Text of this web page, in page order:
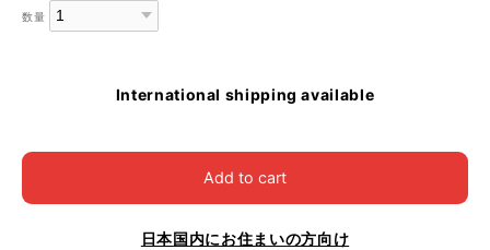
数量
International shipping available
Add to cart
日本国内にお住まいの方向け